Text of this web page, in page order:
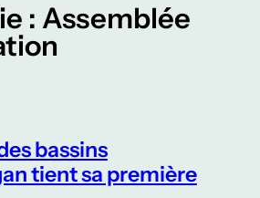
: Assemblée
bassins
tient sa première